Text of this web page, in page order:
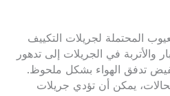
المحتملة لجريلات التكييف
والأتربة في الجريلات إلى تدهور
تدفق الهواء بشكل ملحوظ.
يمكن أن تؤدي جريلات